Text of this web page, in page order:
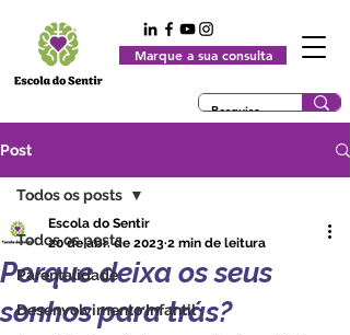
Marque a sua consulta
Post
Todos os posts
Parentalidade
Desenvolvimento Infantil
Todos os posts
Porque deixa os seus
sonhos para trás?
Escola do Sentir
20 de abr. de 2023 2 min de leitura